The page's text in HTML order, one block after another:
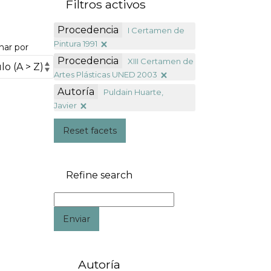
por
Filtros activos
Procedencia
I Certamen de
Pintura 1991
Procedencia
XIII Certamen de
Artes Plásticas UNED 2003
Autoría
Puldain Huarte,
Javier
Reset facets
Refine search
Enviar
Autoría